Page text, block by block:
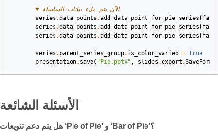
# الآن يتم ملء بيانات السلسلة
series .data_points .add_data_point_for_pie_series ( fact
series .data_points .add_data_point_for_pie_series ( fact
series .data_points .add_data_point_for_pie_series ( fact
series . parent_series_group. is_color_varied = True
presentation. save( "Pie.pptx" , slides .export .
الأسئلة الشائعة
هل يتم دعم تنويعات ‘Pie of Pie’ و ‘Bar of Pie’؟